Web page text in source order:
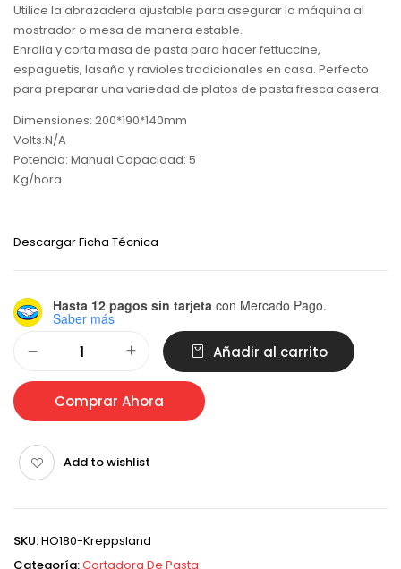
Utilice la abrazadera ajustable para asegurar la máquina al
mostrador o mesa de manera estable.
Enrolla y corta masa de pasta para hacer fettuccine,
espaguetis, lasaña y ravioles tradicionales en casa. Perfecto
para preparar una variedad de platos de pasta fresca casera.
Dimensiones: 200*190*140mm
Volts:N/A
Potencia: Manual Capacidad: 5
Kg/hora
Descargar Ficha Técnica
Hasta 12 pagos sin tarjeta con Mercado Pago.
Saber más
Añadir al carrito
Comprar Ahora
Add to wishlist
SKU:HO180-Kreppsland
Categoría:Cortadora De Pasta